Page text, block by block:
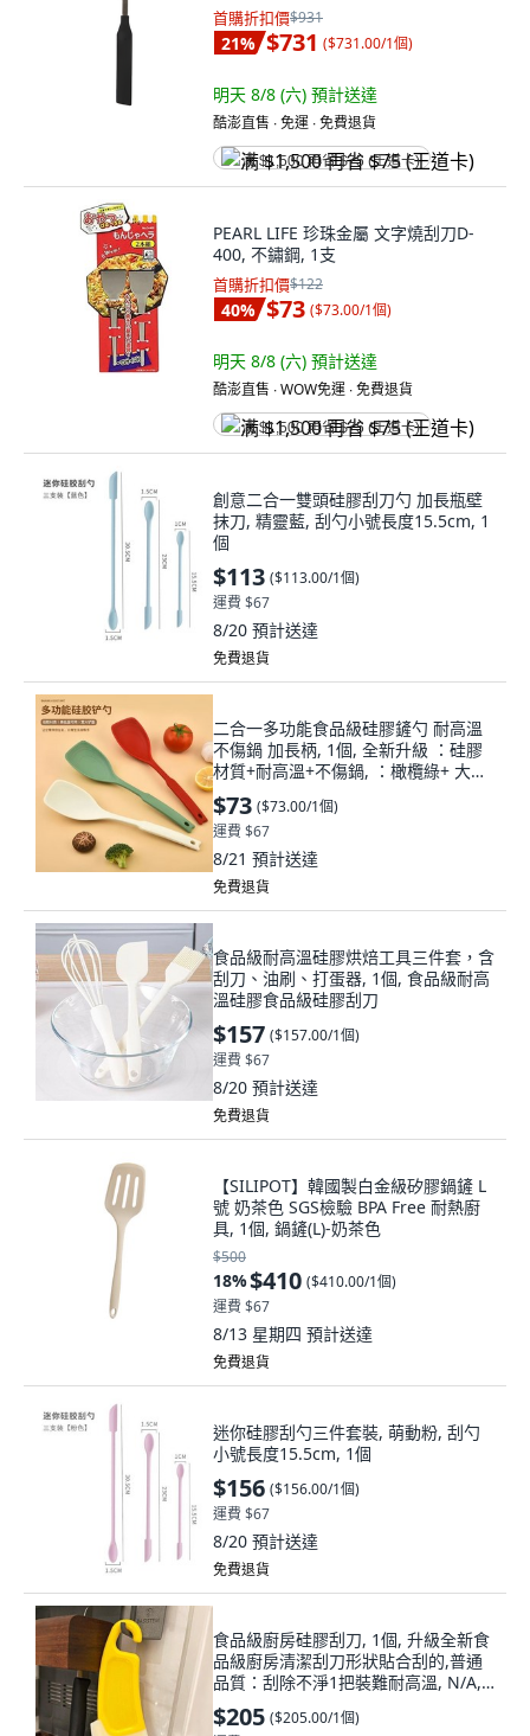
首購折扣價$931
21% $731 ($731.00/1個)
明天 8/8 (六) 預計送達
酷澎直售 ∙ 免運 ∙ 免費退貨
满 $1,500 再省 $75 (王道卡)
PEARL LIFE 珍珠金屬 文字燒刮刀D-
400, 不鏽鋼, 1支
首購折扣價$122
40% $73 ($73.00/1個)
明天 8/8 (六) 預計送達
酷澎直售 ∙ WOW免運 ∙ 免費退貨
满 $1,500 再省 $75 (王道卡)
創意二合一雙頭硅膠刮刀勺 加長瓶壁
抹刀, 精靈藍, 刮勺小號長度15.5cm, 1
個
$113 ($113.00/1個)
運費 $67
8/20 預計送達
免費退貨
二合一多功能食品級硅膠鏟勺 耐高溫
不傷鍋 加長柄, 1個, 全新升級 ：硅膠
材質+耐高溫+不傷鍋, ：橄欖綠+ 大號
3塊多+耐用30年, 橄欖綠
$73 ($73.00/1個)
運費 $67
8/21 預計送達
免費退貨
食品級耐高溫硅膠烘焙工具三件套，含
刮刀、油刷、打蛋器, 1個, 食品級耐高
溫硅膠食品級硅膠刮刀
$157 ($157.00/1個)
運費 $67
8/20 預計送達
免費退貨
【SILIPOT】韓國製白金級矽膠鍋鏟 L
號 奶茶色 SGS檢驗 BPA Free 耐熱廚
具, 1個, 鍋鏟(L)-奶茶色
$500
18%$410 ($410.00/1個)
運費 $67
8/13 星期四 預計送達
免費退貨
迷你硅膠刮勺三件套裝, 萌動粉, 刮勺
小號長度15.5cm, 1個
$156 ($156.00/1個)
運費 $67
8/20 預計送達
免費退貨
食品級廚房硅膠刮刀, 1個, 升級全新食
品級廚房清潔刮刀形狀貼合刮的,普通
品質：刮除不淨1把裝難耐高溫, N/A,
升級全新食品級廚房清潔刮刀形狀貼合
刮的
$205 ($205.00/1個)